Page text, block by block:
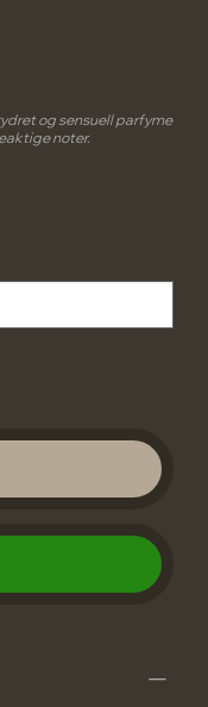
og sensuell parfyme
noter.